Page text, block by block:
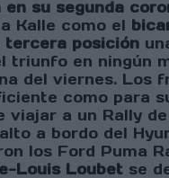
su segunda
Kalle como el
tercera posición
triunfo en ningún
del viernes. Los
como para
a un Rally
a bordo del
los Ford Puma
Louis Loubet se